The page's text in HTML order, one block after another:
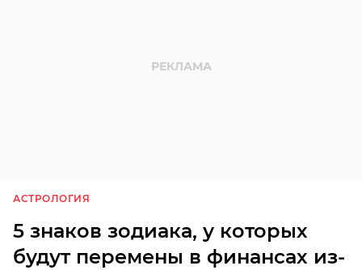
АСТРОЛОГИЯ
5 знаков зодиака, у которых
будут перемены в финансах из-